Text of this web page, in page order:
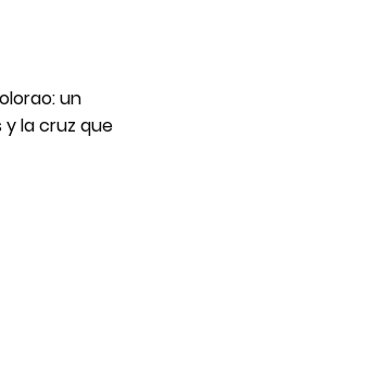
un
la cruz que